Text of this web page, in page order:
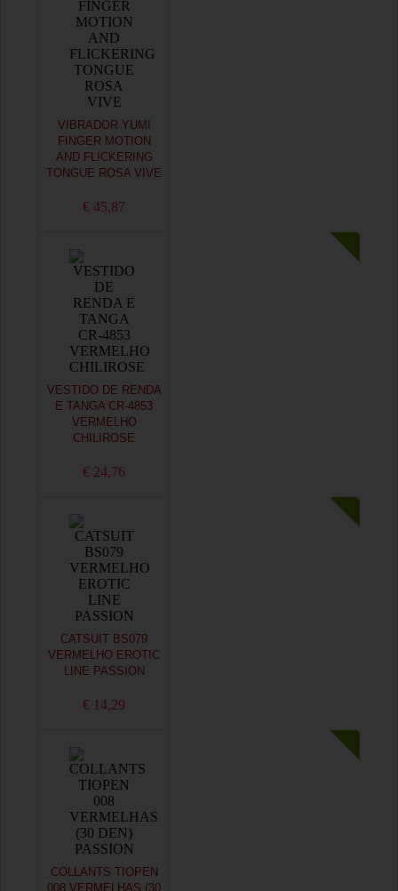
VIBRADOR YUMI
FINGER MOTION
AND FLICKERING
TONGUE ROSA VIVE
€ 45,87
VESTIDO DE RENDA
E TANGA CR-4853
VERMELHO
CHILIROSE
€ 24,76
CATSUIT BS079
VERMELHO EROTIC
LINE PASSION
€ 14,29
COLLANTS TIOPEN
008 VERMELHAS (30